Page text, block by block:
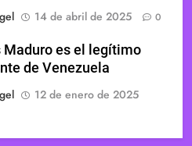
14 de abril de 2025 0
Maduro es el legítimo
de Venezuela
12 de enero de 2025